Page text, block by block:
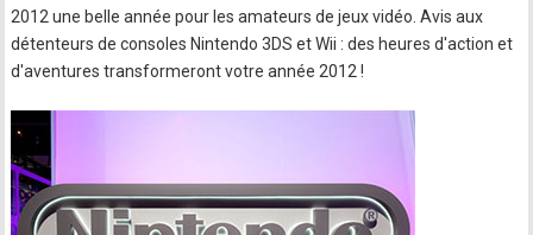
2012 une belle année pour les amateurs de jeux vidéo. Avis aux
détenteurs de consoles Nintendo 3DS et Wii : des heures d'action et
d'aventures transformeront votre année 2012 !